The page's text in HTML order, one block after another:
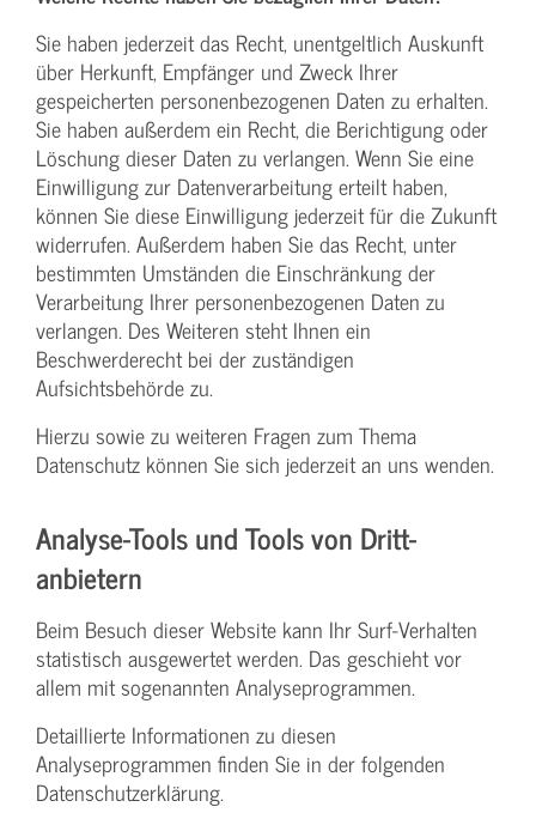
Sie haben jederzeit das Recht, unentgeltlich Auskunft
über Herkunft, Empfänger und Zweck Ihrer
gespeicherten personenbezogenen Daten zu erhalten.
Sie haben außerdem ein Recht, die Berichtigung oder
Löschung dieser Daten zu verlangen. Wenn Sie eine
Einwilligung zur Datenverarbeitung erteilt haben,
können Sie diese Einwilligung jederzeit für die Zukunft
widerrufen. Außerdem haben Sie das Recht, unter
bestimmten Umständen die Einschränkung der
Verarbeitung Ihrer personenbezogenen Daten zu
verlangen. Des Weiteren steht Ihnen ein
Beschwerderecht bei der zuständigen
Aufsichtsbehörde zu.
Hierzu sowie zu weiteren Fragen zum Thema
Datenschutz können Sie sich jederzeit an uns wenden.
Analyse-Tools und Tools von Dritt­
anbietern
Beim Besuch dieser Website kann Ihr Surf-Verhalten
statistisch ausgewertet werden. Das geschieht vor
allem mit sogenannten Analyseprogrammen.
Detaillierte Informationen zu diesen
Analyseprogrammen finden Sie in der folgenden
Datenschutzerklärung.